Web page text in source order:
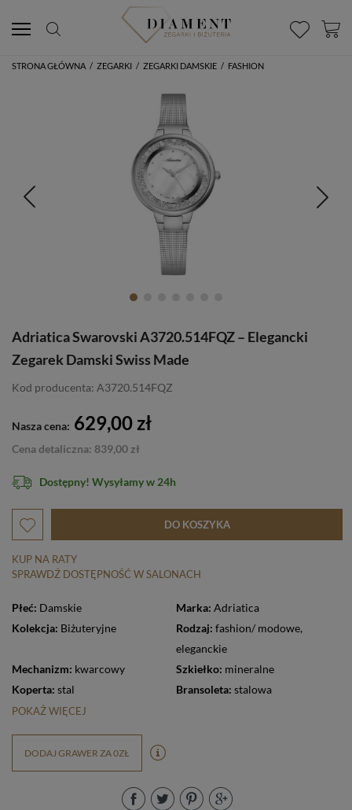
STRONA GŁÓWNA / ZEGARKI / ZEGARKI DAMSKIE / FASHION
Adriatica Swarovski A3720.514FQZ – Elegancki
Zegarek Damski Swiss Made
Kod producenta: A3720.514FQZ
Nasza cena: 629,00 zł
Cena detaliczna: 839,00 zł
Dostępny! Wysyłamy w 24h
DO KOSZYKA
KUP NA RATY
SPRAWDŹ DOSTĘPNOŚĆ W SALONACH
Płeć: Damskie Marka: Adriatica
Kolekcja: Biżuteryjne Rodzaj: fashion/ modowe,
eleganckie
Mechanizm: kwarcowy Szkiełko: mineralne
Koperta: stal Bransoleta: stalowa
POKAŻ WIĘCEJ
DODAJ GRAWER ZA 0ZŁ